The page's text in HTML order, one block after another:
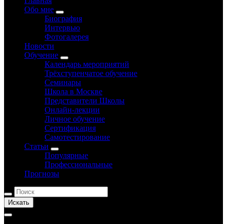
Обо мне
Биография
Интервью
Фотогалерея
Новости
Обучение
Календарь мероприятий
Трёхступенчатое обучение
Семинары
Школа в Москве
Представители Школы
Онлайн-лекции
Личное обучение
Сертификация
Самотестирование
Статьи
Популярные
Профессиональные
Прогнозы
Искать